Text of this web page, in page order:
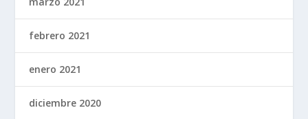
febrero 2021
enero 2021
diciembre 2020